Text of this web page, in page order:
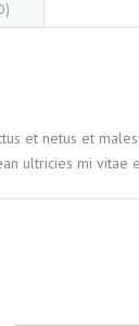
et netus et
ultricies mi vitae